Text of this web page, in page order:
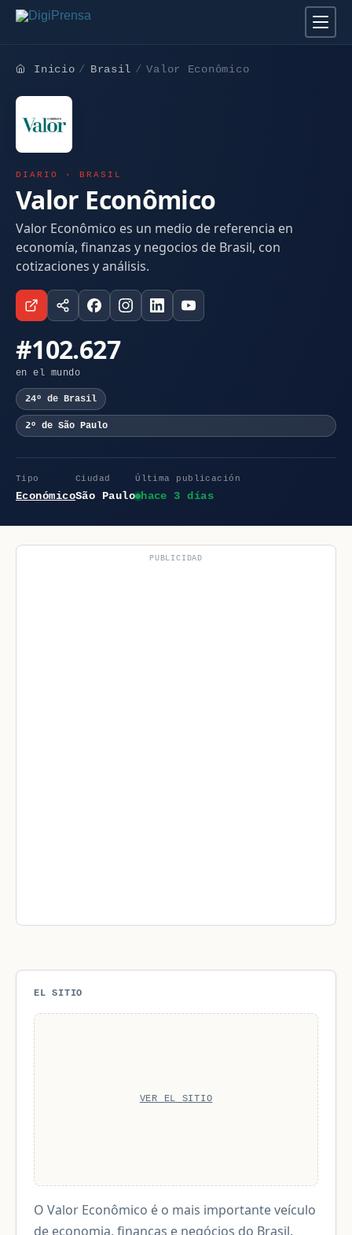
Inicio Brasil Valor Econômico
DIARIO · BRASIL
Valor Econômico
Valor Econômico es un medio de referencia en
economía, finanzas y negocios de Brasil, con
cotizaciones y análisis.
#102.627
en el mundo
24º de Brasil
2º de São Paulo
Tipo
Económico
Ciudad
São Paulo
Última publicación
hace 3 días
PUBLICIDAD
EL SITIO
VER EL SITIO
O Valor Econômico é o mais importante veículo
de economia, finanças e negócios do Brasil.